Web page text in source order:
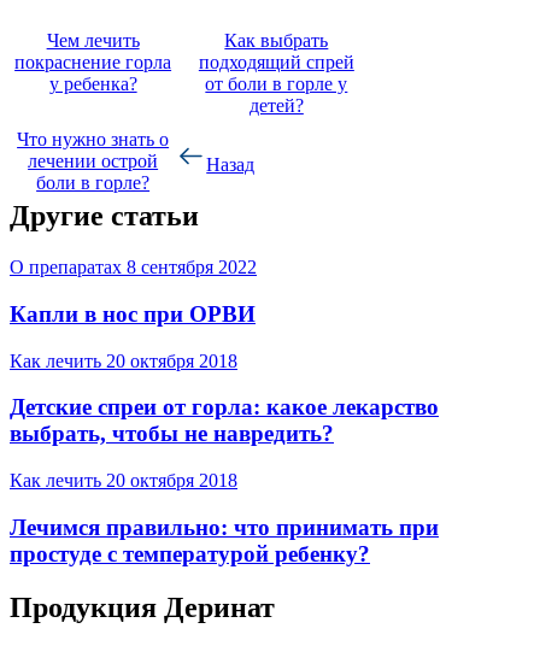
Чем лечить
покраснение горла
у ребенка?
Как выбрать
подходящий спрей
от боли в горле у
детей?
Что нужно знать о
лечении острой
боли в горле?
Назад
Другие статьи
О препаратах 8 сентября 2022
Капли в нос при ОРВИ
Как лечить 20 октября 2018
Детские спреи от горла: какое лекарство
выбрать, чтобы не навредить?
Как лечить 20 октября 2018
Лечимся правильно: что принимать при
простуде с температурой ребенку?
Продукция Деринат